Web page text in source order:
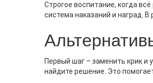
Строгое воспитание, когда
система наказаний и наград. В
Первый шаг – заменить крик и
найдите решение. Это